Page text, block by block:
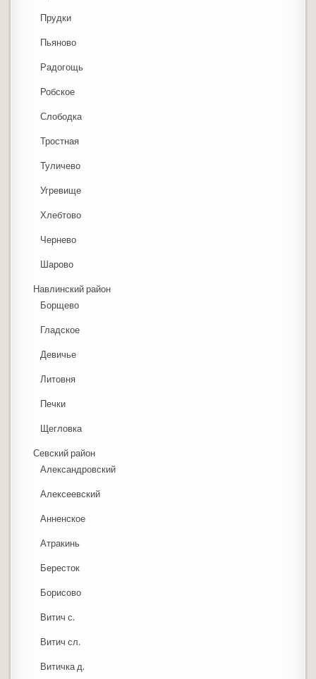
Прудки
Пьяново
Радогощь
Робское
Слободка
Тростная
Туличево
Угревище
Хлебтово
Чернево
Шарово
Навлинский район
Борщево
Гладское
Девичье
Литовня
Печки
Щегловка
Севский район
Александровский
Алексеевский
Анненское
Атракинь
Бересток
Борисово
Витич с.
Витич сл.
Витичка д.